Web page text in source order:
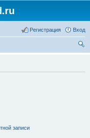
Вход
Регистрация
записи